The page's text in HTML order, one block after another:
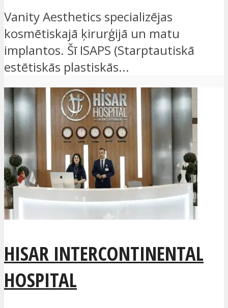
Vanity Aesthetics specializējas
kosmētiskajā ķirurģijā un matu
implantos. Šī ISAPS (Starptautiskā
estētiskās plastiskās...
HISAR INTERCONTINENTAL
HOSPITAL